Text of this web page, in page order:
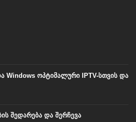
Windows ოპტიმალური IPTV-სთვის და
შედარება და შერჩევა